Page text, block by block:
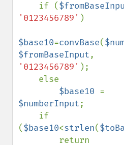
    if (
'0123456789' )
$base10=convBase(
$fromBaseInput
'0123456789' );
$base10
$numberInput;
($base10<strlen(